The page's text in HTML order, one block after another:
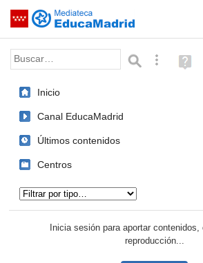
Saltar navegación
Palabra o frase: BúsquedaAyuda
(en
Inicio
Canal EducaMadrid
Últimos contenidos
Centros
Inicia sesión para aportar
reproducción...